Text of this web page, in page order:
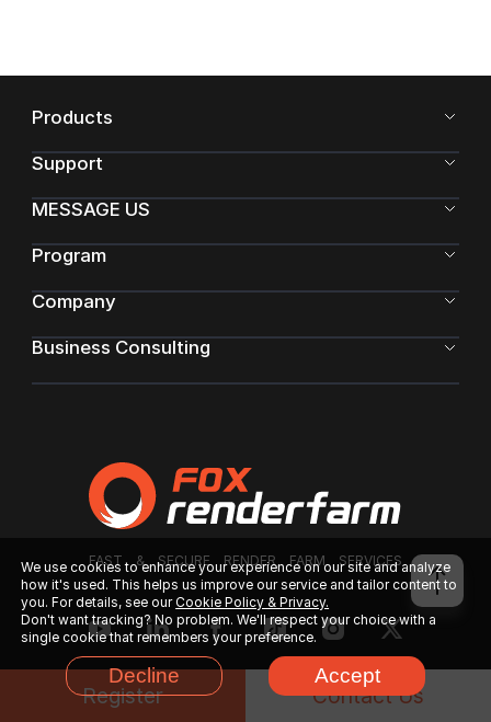
FAST & SECURE RENDER FARM SERVICES
Products
Support
MESSAGE US
Program
Company
Business Consulting
We use cookies to enhance your experience on our site and analyze
how it's used. This helps us improve our service and tailor content to
you. For details, see ourCookie Policy & Privacy.
Don't want tracking? No problem. We'll respect your choice with a
single cookie that remembers your preference.
Decline Accept
Register Contact Us